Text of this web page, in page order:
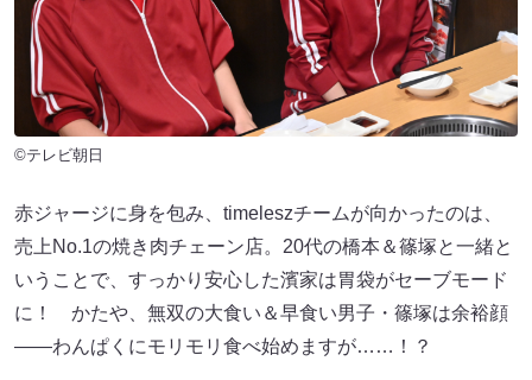
©テレビ朝日
赤ジャージに身を包み、timeleszチームが向かったのは、
売上No.1の焼き肉チェーン店。20代の橋本＆篠塚と一緒と
いうことで、すっかり安心した濱家は胃袋がセーブモード
に！ かたや、無双の大食い＆早食い男子・篠塚は余裕顔
――わんぱくにモリモリ食べ始めますが……！？